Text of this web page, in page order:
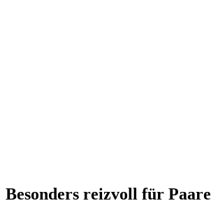
Besonders reizvoll für Paare